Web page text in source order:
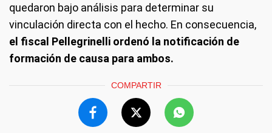
quedaron bajo análisis para determinar su
vinculación directa con el hecho. En consecuencia,
el fiscal Pellegrinelli ordenó la notificación de
formación de causa para ambos.
COMPARTIR